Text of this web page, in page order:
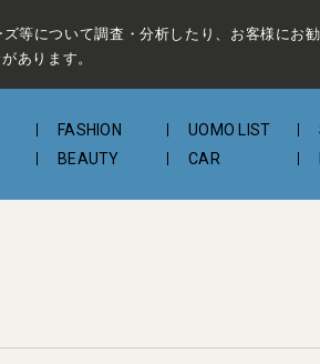
等について調査・分析したり、お客様にお
あります。
FASHION UOMO LIST
BEAUTY
CAR